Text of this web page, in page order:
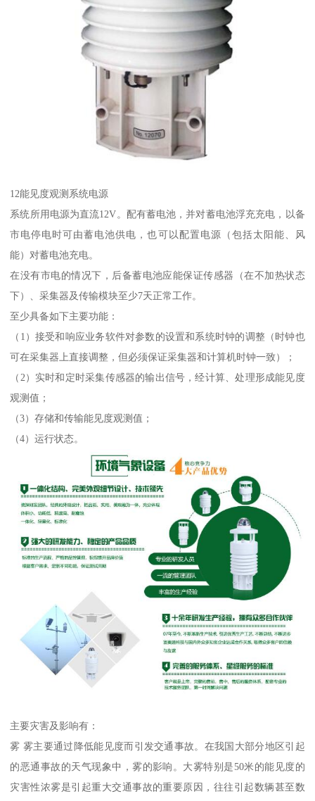
12能见度观测系统电源
系统所用电源为直流12V。配有蓄电池，并对蓄电池浮充充电，以备
市电停电时可由蓄电池供电，也可以配置电源（包括太阳能、风
能）对蓄电池充电。
在没有市电的情况下，后备蓄电池应能保证传感器（在不加热状态
下）、采集器及传输模块至少7天正常工作。
至少具备如下主要功能：
（1）接受和响应业务软件对参数的设置和系统时钟的调整（时钟也
可在采集器上直接调整，但必须保证采集器和计算机时钟一致）；
（2）实时和定时采集传感器的输出信号，经计算、处理形成能见度
观测值；
（3）存储和传输能见度观测值；
（4）运行状态。
主要灾害及影响有：
雾 雾主要通过降低能见度而引发交通事故。在我国大部分地区引起
的恶通事故的天气现象中，雾的影响。大雾特别是50米的能见度的
灾害性浓雾是引起重大交通事故的重要原因，往往引起数辆甚至数